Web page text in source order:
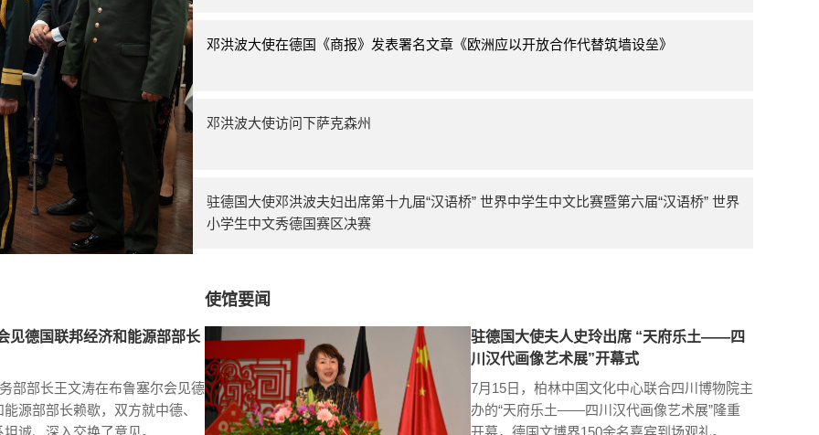
邓洪波大使在德国《商报》发表署名文章《欧洲应以开放合作代替筑墙设垒》
邓洪波大使访问下萨克森州
驻德国大使邓洪波夫妇出席第十九届“汉语桥” 世界中学生中文比赛暨第六届“汉语桥” 世界
小学生中文秀德国赛区决赛
见德国联邦经济和能源部部长
部部长王文涛在布鲁塞尔会见德
源部部长赖歇，双方就中德、
诚、深入交换了意见。
使馆要闻
驻德国大使夫人史玲出席 “天府乐土——四
川汉代画像艺术展”开幕式
7月15日，柏林中国文化中心联合四川博物院主
办的“天府乐土——四川汉代画像艺术展”隆重
开幕，德国文博界150余名嘉宾到场观礼。